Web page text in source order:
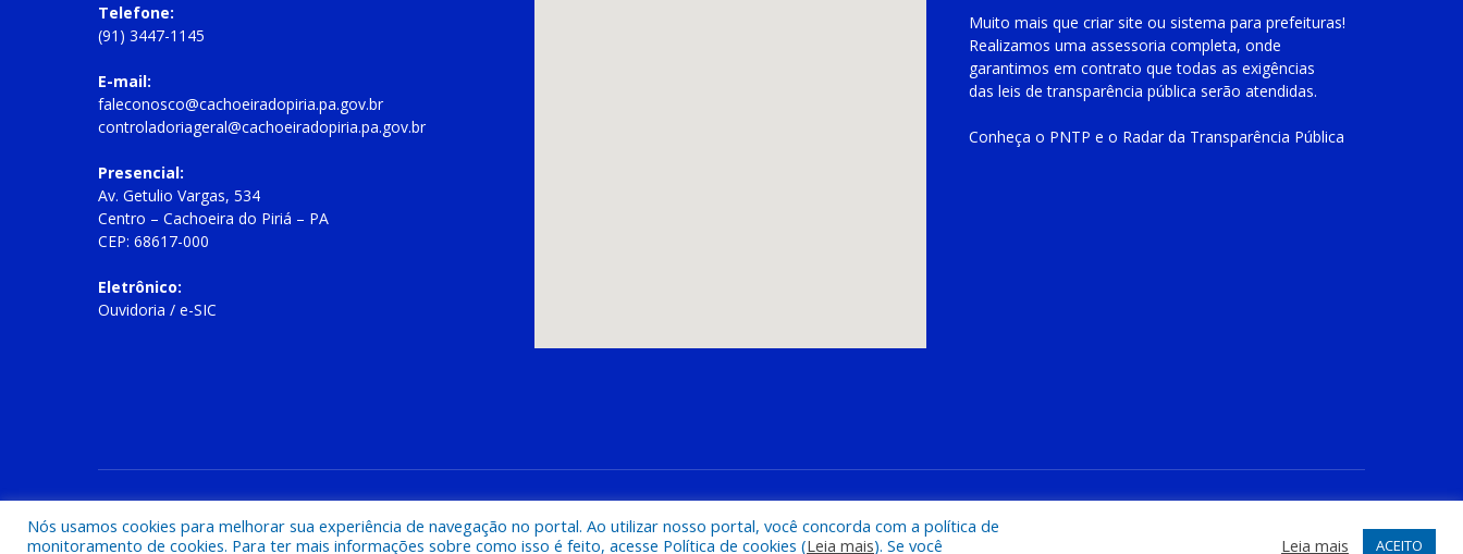
Telefone:
(91) 3447-1145
E-mail:
faleconosco@cachoeiradopiria.pa.gov.br
controladoriageral@cachoeiradopiria.pa.gov.br
Presencial:
Av. Getulio Vargas, 534
Centro – Cachoeira do Piriá – PA
CEP: 68617-000
Eletrônico:
Ouvidoria / e-SIC
Muito mais que criar site ou sistema para prefeituras!
Realizamos uma assessoria completa, onde
garantimos em contrato que todas as exigências
das leis de transparência pública serão atendidas.
Conheça o PNTP e o Radar da Transparência Pública
Nós usamos cookies para melhorar sua experiência de navegação no portal. Ao utilizar nosso portal, você concorda com a política de
monitoramento de cookies. Para ter mais informações sobre como isso é feito, acesse Política de cookies (Leia mais). Se você Leia mais ACEITO